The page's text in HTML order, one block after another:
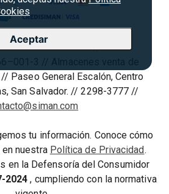
Aceptar
de Privacidad
ofertas
de Retracto
de uso
y condiciones
Cyber Monday
es diversión
Siman S.A. de C.V. //
Paseo General Escalón, Centro
San Salvador. // 2298-3777 //
tu información. Conoce cómo
nuestra Política de Privacidad.
en la Defensoría del Consumidor
2024 , cumpliendo con la normativa